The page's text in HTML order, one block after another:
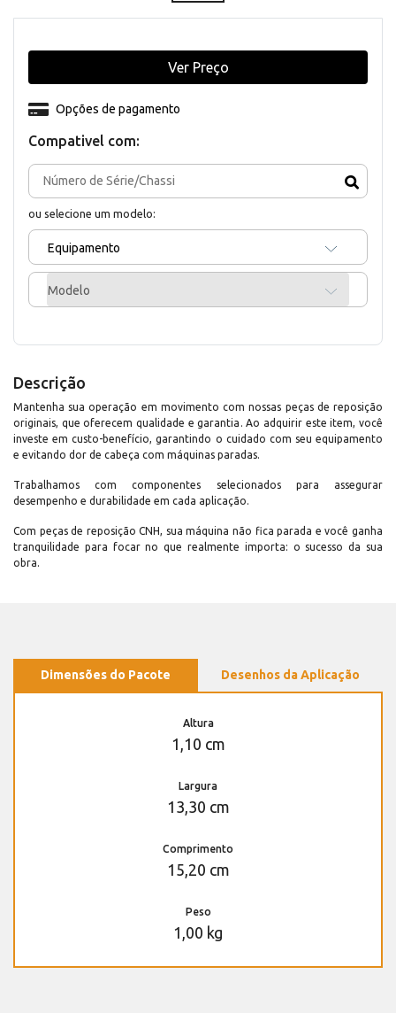
Compativel com:
ou selecione um modelo:
Equipamento
Modelo
Opções de pagamento
Ver Preço
Descrição
Mantenha sua operação em movimento com nossas peças de reposição
originais, que oferecem qualidade e garantia. Ao adquirir este item, você
investe em custo-benefício, garantindo o cuidado com seu equipamento
e evitando dor de cabeça com máquinas paradas.
Trabalhamos com componentes selecionados para assegurar
desempenho e durabilidade em cada aplicação.
Com peças de reposição CNH, sua máquina não fica parada e você ganha
tranquilidade para focar no que realmente importa: o sucesso da sua
obra.
Dimensões do Pacote Desenhos da Aplicação
Altura
1,10 cm
Largura
13,30 cm
Comprimento
15,20 cm
Peso
1,00 kg